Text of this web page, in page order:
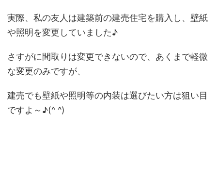
実際、私の友人は建築前の建売住宅を購入し、壁紙
や照明を変更していました♪
さすがに間取りは変更できないので、あくまで軽微
な変更のみですが、
建売でも壁紙や照明等の内装は選びたい方は狙い目
ですよ～♪(^ ^)